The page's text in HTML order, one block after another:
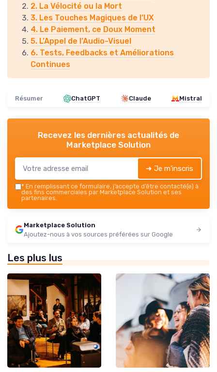
2. La Vélocité ou la Mort
3. Les Touches Magiques de l’UX
4. Le Paiement, ce Doux Moment
5. L’Appel de l’Audio-Visuel
6. Tests, Feedbacks et Améliorations
Continues
Résumer ChatGPT Claude Mistral
Recevez les dernières actualités de
Marketplace Solution
➔ Je m'inscris
* En remplissant ce formulaire, j’accepte d’être contacté(e) à
des fins commerciales par Marketplace Solution et ses
partenaires.
Marketplace Solution
Ajoutez-nous à vos sources préférées sur Google
Les plus lus